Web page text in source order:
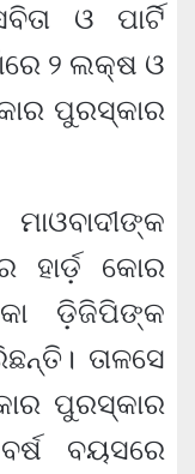
ଓ ପାର୍ଟି
୨ ଲକ୍ଷ ଓ
ପୁରସ୍କାର
ହାର୍ଡ଼ କୋର
ଡ଼ିଜିପିଙ୍କ
ତାଳସେ
ପୁରସ୍କାର
ବୟସରେ